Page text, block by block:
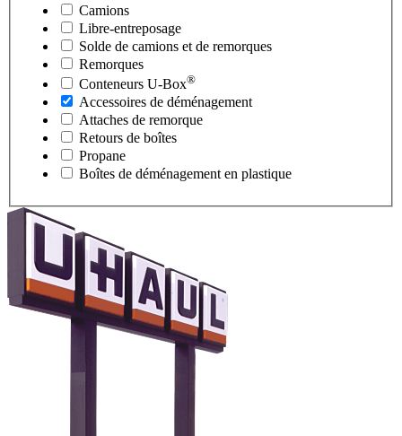
Camions
Libre-entreposage
Solde de camions et de remorques
Remorques
Conteneurs U-Box®
Accessoires de déménagement
Attaches de remorque
Retours de boîtes
Propane
Boîtes de déménagement en plastique